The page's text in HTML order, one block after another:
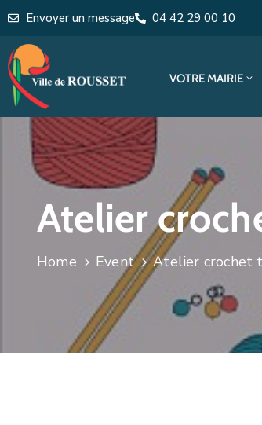
Envoyer un message 04 42 29 00 10
VOTRE MAIRIE
Atelier
Home Event Atelier crochet